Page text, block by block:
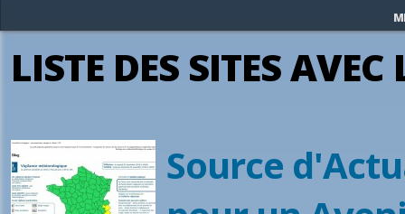
LISTE DES SITES
Source